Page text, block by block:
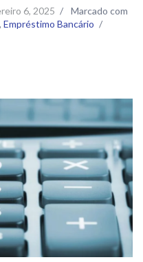
6, 2025 /
Marcado com
, Empréstimo Bancário /